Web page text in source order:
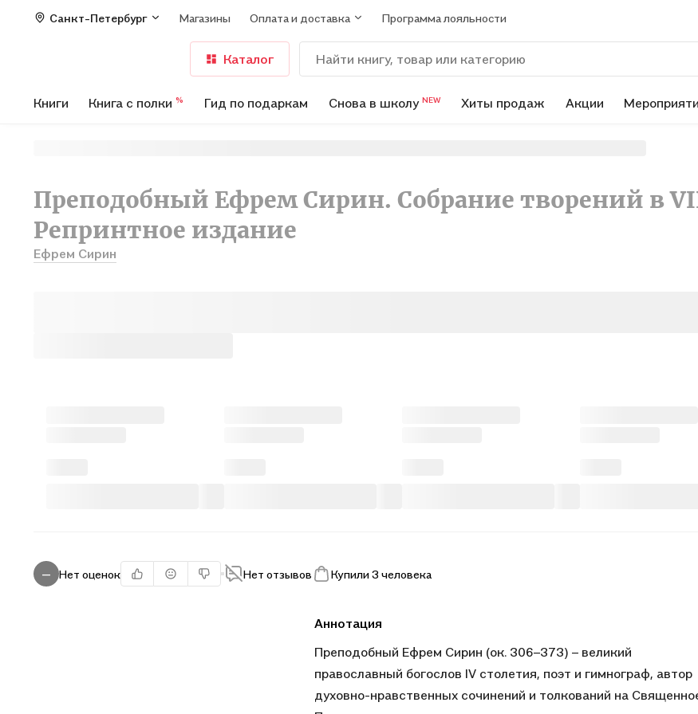
Санкт-Петербург Магазины Оплата и доставка Программа лояльности
Каталог
Книги Книга с полки % Гид по подаркам Снова в школу NEW Хиты продаж Акции
Преподобный Ефрем Сирин. Собрание творений в
Репринтное издание
Ефрем Сирин
— Нет оценок Нет отзывов Купили 3 человека
Аннотация
Преподобный Ефрем Сирин (ок. 306–373) – великий
православный богослов IV столетия, поэт и гимнограф, автор
духовно-нравственных сочинений и толкований на